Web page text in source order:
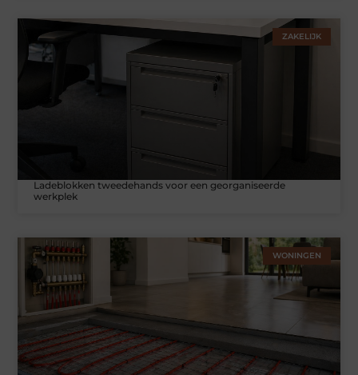
ZAKELIJK
Ladeblokken tweedehands voor een georganiseerde
werkplek
WONINGEN